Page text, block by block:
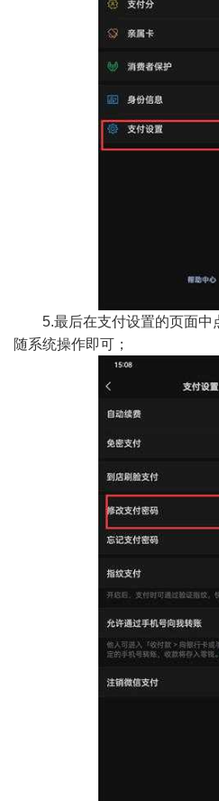
5.最后在支付设置的页面中
随系统操作即可；